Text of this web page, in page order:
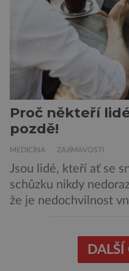
Proč někteří
pozdě!
MEDICÍNA ZAJÍMAVOSTI
Jsou lidé, kteří ať se
schůzku nikdy
že je nedochvilnost
chodí chronicky
Jaké jsou nejčastější
DALŠÍ